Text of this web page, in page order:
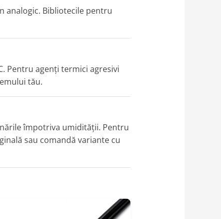
analogic. Bibliotecile pentru
Pentru agenți termici agresivi
tău.
împotriva umidității. Pentru
sau comandă variante cu